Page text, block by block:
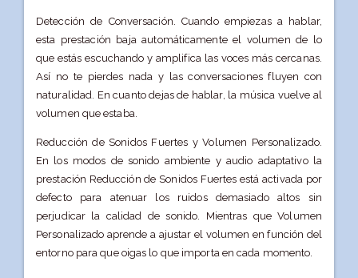
Detección de Conversación. Cuando empiezas a hablar,
esta prestación baja automáticamente el volumen de lo
que estás escuchando y amplifica las voces más cercanas.
Así no te pierdes nada y las conversaciones fluyen con
naturalidad. En cuanto dejas de hablar, la música vuelve al
volumen que estaba.
Reducción de Sonidos Fuertes y Volumen Personalizado.
En los modos de sonido ambiente y audio adaptativo la
prestación Reducción de Sonidos Fuertes está activada por
defecto para atenuar los ruidos demasiado altos sin
perjudicar la calidad de sonido. Mientras que Volumen
Personalizado aprende a ajustar el volumen en función del
entorno para que oigas lo que importa en cada momento.